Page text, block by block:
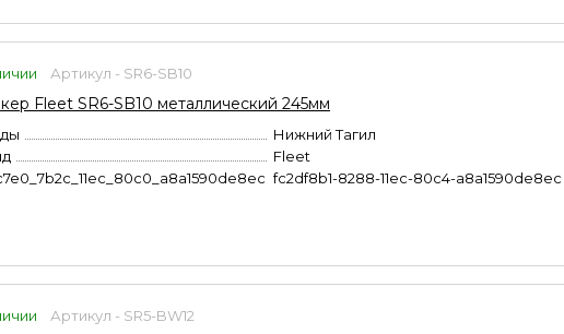
Артикул - SR6-SB10
Fleet SR6-SB10 металлический 245мм
Нижний Тагил
Fleet
fc2df8b1-8288-11ec-80c4-a8a1590de8ec
Артикул - SR5-BW12